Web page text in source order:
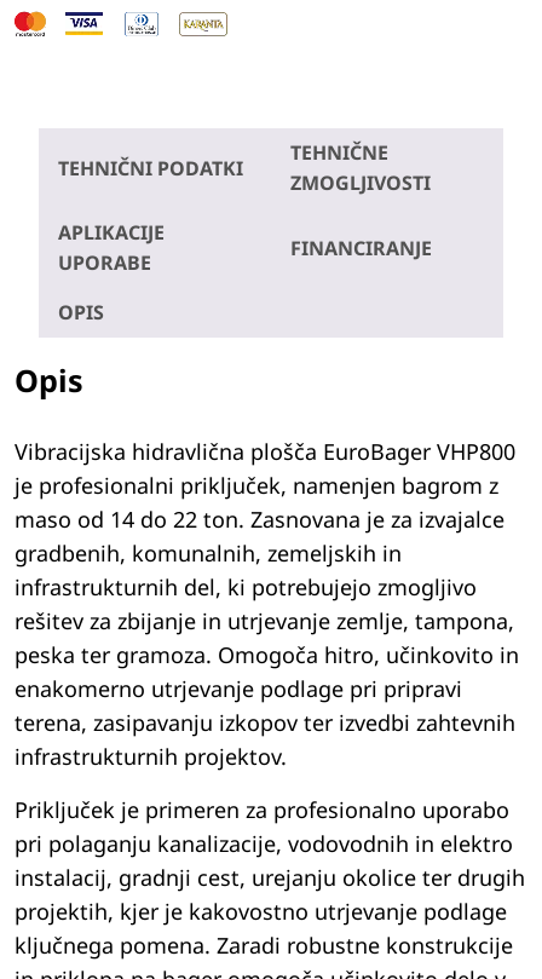
OPIS
TEHNIČNI PODATKI
TEHNIČNE
ZMOGLJIVOSTI
APLIKACIJE
UPORABE
FINANCIRANJE
Opis
Vibracijska hidravlična plošča EuroBager VHP800
je profesionalni priključek, namenjen bagrom z
maso od 14 do 22 ton. Zasnovana je za izvajalce
gradbenih, komunalnih, zemeljskih in
infrastrukturnih del, ki potrebujejo zmogljivo
rešitev za zbijanje in utrjevanje zemlje, tampona,
peska ter gramoza. Omogoča hitro, učinkovito in
enakomerno utrjevanje podlage pri pripravi
terena, zasipavanju izkopov ter izvedbi zahtevnih
infrastrukturnih projektov.
Priključek je primeren za profesionalno uporabo
pri polaganju kanalizacije, vodovodnih in elektro
instalacij, gradnji cest, urejanju okolice ter drugih
projektih, kjer je kakovostno utrjevanje podlage
ključnega pomena. Zaradi robustne konstrukcije